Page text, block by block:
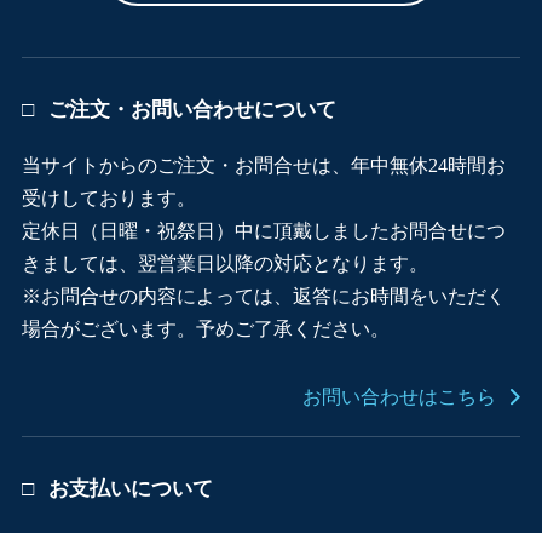
ご注文・お問い合わせについて
当サイトからのご注文・お問合せは、年中無休24時間お
受けしております。
定休日（日曜・祝祭日）中に頂戴しましたお問合せにつ
きましては、翌営業日以降の対応となります。
※お問合せの内容によっては、返答にお時間をいただく
場合がございます。予めご了承ください。
お問い合わせはこちら
お支払いについて